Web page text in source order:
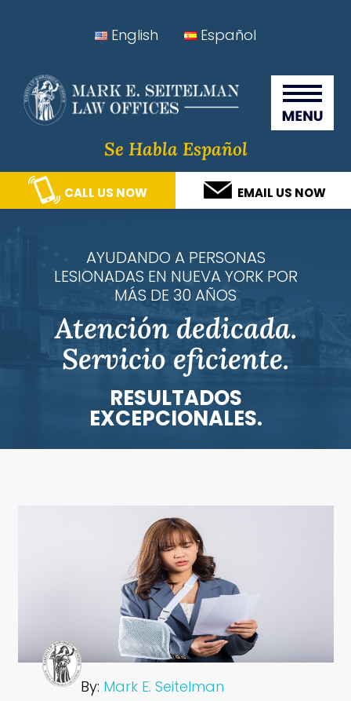
navigation
content
sidebar
Seitelman Law Offices
English Español
Se Habla Español
CALL US NOW EMAIL US NOW
AYUDANDO A PERSONAS
LESIONADAS EN NUEVA YORK POR
MÁS DE 30 AÑOS
Atención dedicada.
Servicio eficiente.
RESULTADOS
EXCEPCIONALES.
By: Mark E. Seitelman